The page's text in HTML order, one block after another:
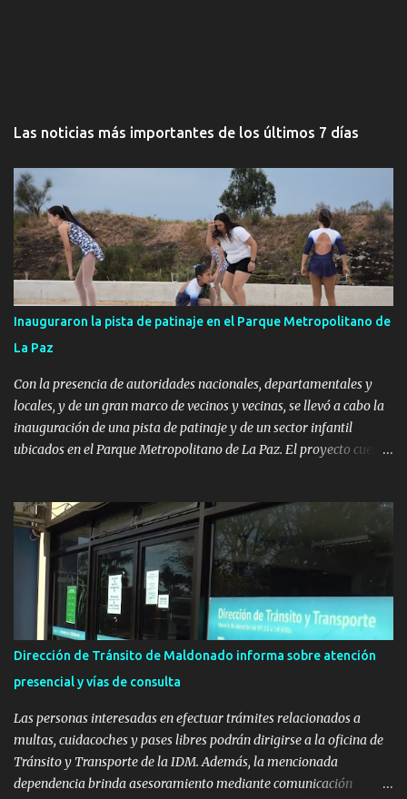
Las noticias más importantes de los últimos 7 días
Inauguraron la pista de patinaje en el Parque Metropolitano de
La Paz
Con la presencia de autoridades nacionales, departamentales y
locales, y de un gran marco de vecinos y vecinas, se llevó a cabo la
inauguración de una pista de patinaje y de un sector infantil
ubicados en el Parque Metropolitano de La Paz. El proyecto cuenta
Pública de OPP, así como aportes del Gobierno de Canelones y del
Ministerio de Transporte y Obras Públicas. La nueva
infraestructura deportiva consiste en una plataforma de 35 m por
20 m con banco de hormigón sobre sus laterales. Su destino será
polifuncional, permitiendo la práctica de patín, hockey, gimnasia y
la realización de eventos culturales. Próximo a la pista, se
instalaron juegos infantiles y equipamiento urbano (bancos de
nuevos pavimentos e iluminación. La totalidad de estas obras
implicaron una inversión estimada ...
Dirección de Tránsito de Maldonado informa sobre atención
presencial y vías de consulta
Las personas interesadas en efectuar trámites relacionados a
multas, cuidacoches y pases libres podrán dirigirse a la oficina de
Tránsito y Transporte de la IDM. Además, la mencionada
dependencia brinda asesoramiento mediante comunicación